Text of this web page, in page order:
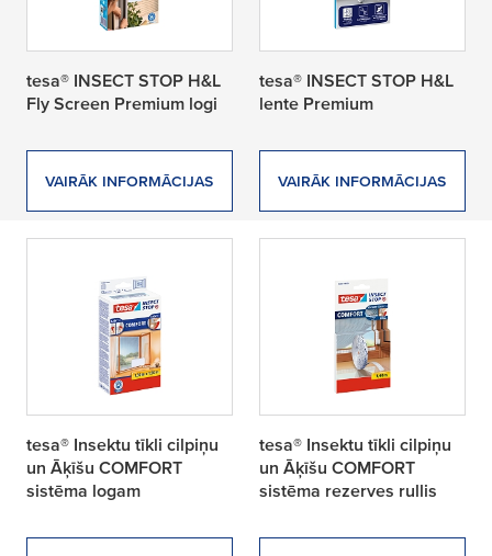
tesa® INSECT STOP H&L
Fly Screen Premium logi
VAIRĀK INFORMĀCIJAS
tesa® INSECT STOP H&L
lente Premium
VAIRĀK INFORMĀCIJAS
tesa® Insektu tīkli cilpiņu
un Āķīšu COMFORT
sistēma logam
tesa® Insektu tīkli cilpiņu
un Āķīšu COMFORT
sistēma rezerves rullis